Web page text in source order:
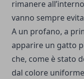
rimanere
vanno sempre
A un profano, a
apparire un gatto
che, come è stato
dal colore